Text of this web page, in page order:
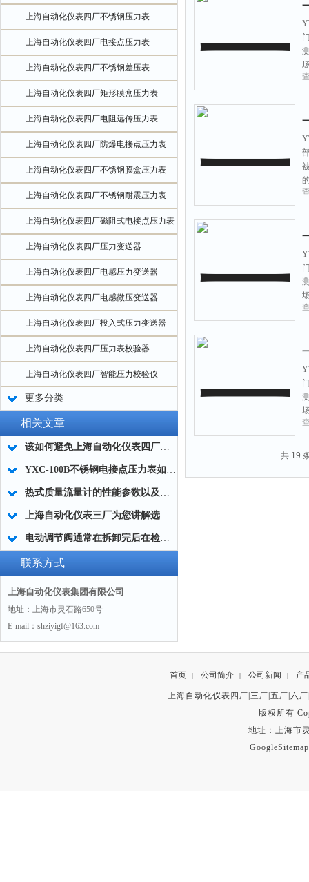
上海自动化仪表四厂不锈钢压力表
上海自动化仪表四厂电接点压力表
上海自动化仪表四厂不锈钢差压表
上海自动化仪表四厂矩形膜盒压力表
上海自动化仪表四厂电阻远传压力表
上海自动化仪表四厂防爆电接点压力表
上海自动化仪表四厂不锈钢膜盒压力表
上海自动化仪表四厂不锈钢耐震压力表
上海自动化仪表四厂磁阻式电接点压力表
上海自动化仪表四厂压力变送器
上海自动化仪表四厂电感压力变送器
上海自动化仪表四厂电感微压变送器
上海自动化仪表四厂投入式压力变送器
上海自动化仪表四厂压力表校验器
上海自动化仪表四厂智能压力校验仪
更多分类
相关文章
该如何避免上海自动化仪表四厂耐震压力表的丈量误差？
YXC-100B不锈钢电接点压力表如何选型及接线图
热式质量流量计的性能参数以及技术应用
上海自动化仪表三厂为您讲解选用压力表的规定
电动调节阀通常在拆卸完后在检查时要重点注意以下几个部位
联系方式
上海自动化仪表集团有限公司
地址：上海市灵石路650号
E-mail：shziyigf@163.com
共 19
首页 | 公司简介 | 公司新闻 | 产
上海自动化仪表四厂|三厂|五厂|六
版权所有
地址：上海市
GoogleSitemap